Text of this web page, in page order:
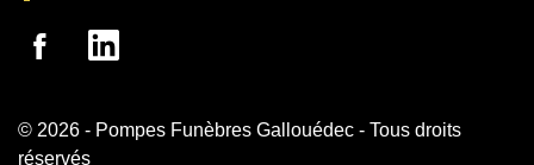
© 2026 - Pompes Funèbres Gallouédec - Tous droits
réservés